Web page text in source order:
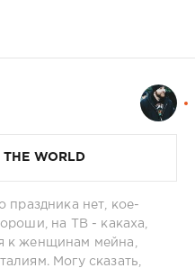
THE WORLD
праздника нет, кое-
на ТВ - какаха,
к женщинам мейна,
Могу сказать,